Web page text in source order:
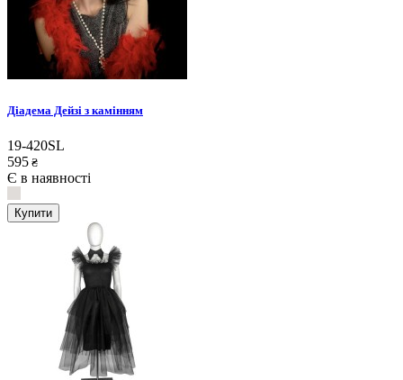
Діадема Дейзі з камінням
19-420SL
595 ₴
Є в наявності
Купити